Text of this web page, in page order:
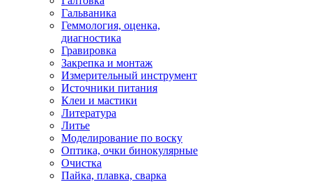
Гальваника
Геммология, оценка,
диагностика
Гравировка
Закрепка и монтаж
Измерительный инструмент
Источники питания
Клеи и мастики
Литература
Литье
Моделирование по воску
Оптика, очки бинокулярные
Очистка
Пайка, плавка, сварка